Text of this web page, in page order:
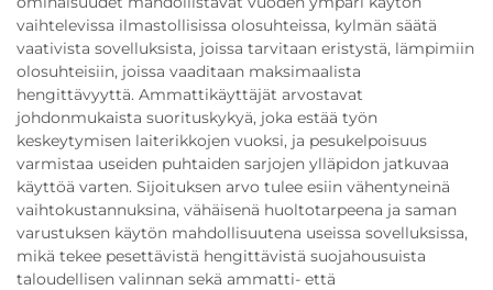
vaihtelevissa ilmastollisissa olosuhteissa, kylmän säätä
vaativista sovelluksista, joissa tarvitaan eristystä, lämpimiin
olosuhteisiin, joissa vaaditaan maksimaalista
hengittävyyttä. Ammattikäyttäjät arvostavat
johdonmukaista suorituskykyä, joka estää työn
keskeytymisen laiterikkojen vuoksi, ja pesukelpoisuus
varmistaa useiden puhtaiden sarjojen ylläpidon jatkuvaa
käyttöä varten. Sijoituksen arvo tulee esiin vähentyneinä
vaihtokustannuksina, vähäisenä huoltotarpeena ja saman
varustuksen käytön mahdollisuutena useissa sovelluksissa,
mikä tekee pesettävistä hengittävistä suojahousuista
taloudellisen valinnan sekä ammatti- että